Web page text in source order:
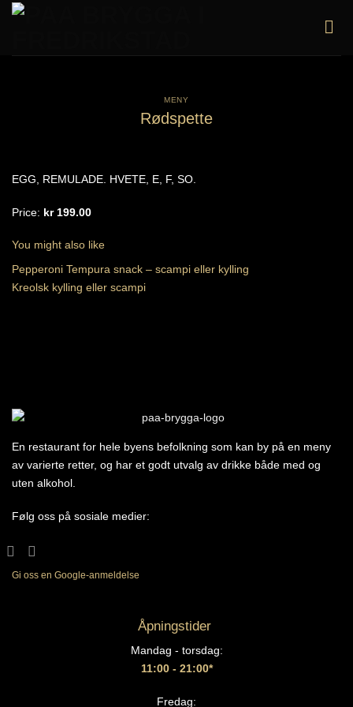
Skip
MENY
Rødspette
EGG, REMULADE. HVETE, E, F, SO.
Price: kr 199.00
You might also like
Pepperoni Tempura snack – scampi eller kylling
Kreolsk kylling eller scampi
En restaurant for hele byens befolkning som kan by på en meny
av varierte retter, og har et godt utvalg av drikke både med og
uten alkohol.
Følg oss på sosiale medier:
Gi oss en Google-anmeldelse
Åpningstider
Mandag - torsdag:
11:00 - 21:00*
Fredag: